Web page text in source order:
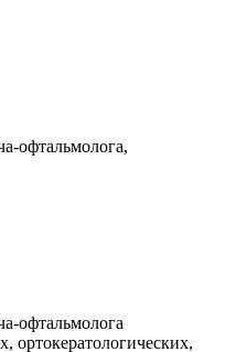
офтальмолога,
офтальмолога